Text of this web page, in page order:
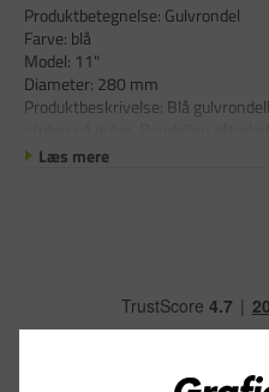
Produktbetegnelse: Gulvrondel
Farve: blå
Model: 11"
Diameter: 280 mm
Produktbeskrivelse: Blå
Læs mere